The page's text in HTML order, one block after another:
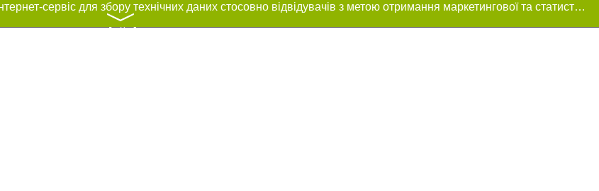
Цей сайт використовує «cookies». Також веб-сайт використовує інтернет-сервіс для збору технічних даних стосовно відвідувачів з метою отримання маркетингової та статистичної інформації. Умови обробки даних відвідувачів сайту див.
〉